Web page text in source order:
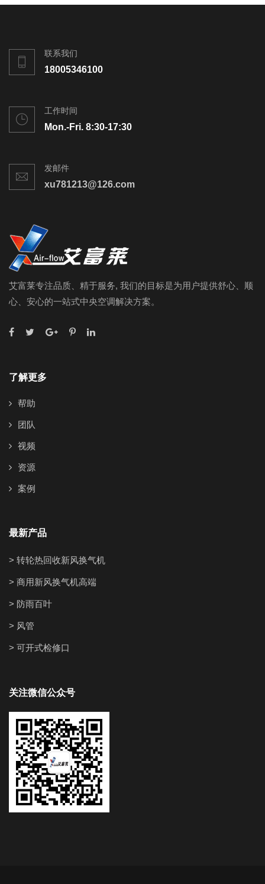
联系我们
18005346100
工作时间
Mon.-Fri. 8:30-17:30
发邮件
xu781213@126.com
艾富莱专注品质、精于服务, 我们的目标是为用户提供舒心、顺
心、安心的一站式中央空调解决方案。
了解更多
帮助
团队
视频
资源
案例
最新产品
> 转轮热回收新风换气机
> 商用新风换气机高端
> 防雨百叶
> 风管
> 可开式检修口
关注微信公众号